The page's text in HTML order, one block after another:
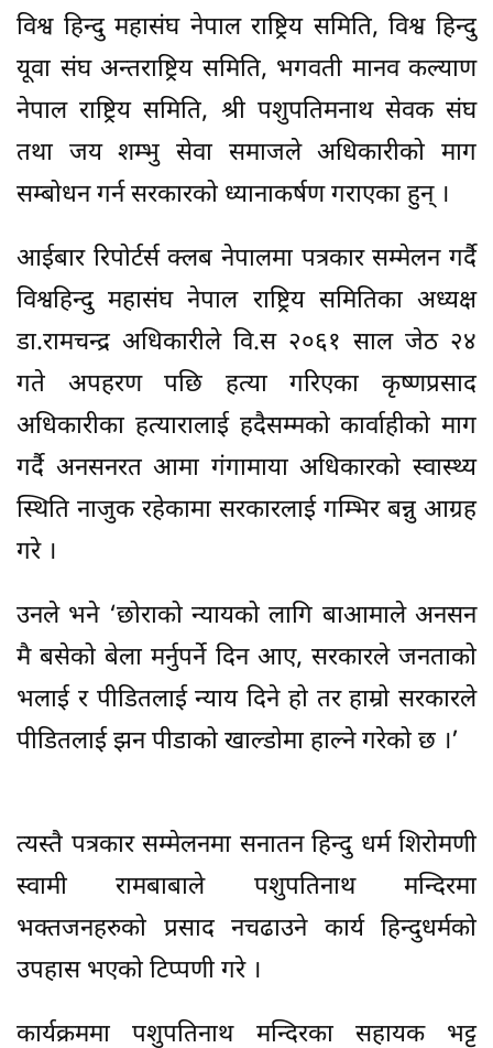
विश्व हिन्दु महासंघ नेपाल राष्ट्रिय समिति, विश्व हिन्दु
यूवा संघ अन्तराष्ट्रिय समिति, भगवती मानव कल्याण
नेपाल राष्ट्रिय समिति, श्री पशुपतिमनाथ सेवक संघ
तथा जय शम्भु सेवा समाजले अधिकारीको माग
सम्बोधन गर्न सरकारको ध्यानाकर्षण गराएका हुन् ।
आईबार रिपोर्टर्स क्लब नेपालमा पत्रकार सम्मेलन गर्दै
विश्वहिन्दु महासंघ नेपाल राष्ट्रिय समितिका अध्यक्ष
डा.रामचन्द्र अधिकारीले वि.स २०६१ साल जेठ २४
गते अपहरण पछि हत्या गरिएका कृष्णप्रसाद
अधिकारीका हत्यारालाई हदैसम्मको कार्वाहीको माग
गर्दै अनसनरत आमा गंगामाया अधिकारको स्वास्थ्य
स्थिति नाजुक रहेकामा सरकारलाई गम्भिर बन्नु आग्रह
गरे ।
उनले भने ‘छोराको न्यायको लागि बाआमाले अनसन
मै बसेको बेला मर्नुपर्ने दिन आए, सरकारले जनताको
भलाई र पीडितलाई न्याय दिने हो तर हाम्रो सरकारले
पीडितलाई झन पीडाको खाल्डोमा हाल्ने गरेको छ ।’
त्यस्तै पत्रकार सम्मेलनमा सनातन हिन्दु धर्म शिरोमणी
स्वामी रामबाबाले पशुपतिनाथ मन्दिरमा
भक्तजनहरुको प्रसाद नचढाउने कार्य हिन्दुधर्मको
उपहास भएको टिप्पणी गरे ।
कार्यक्रममा पशुपतिनाथ मन्दिरका सहायक भट्ट